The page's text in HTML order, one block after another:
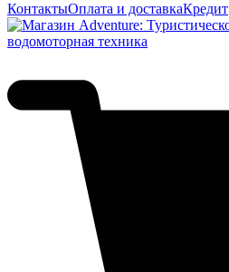
КонтактыОплата и доставкаКредит